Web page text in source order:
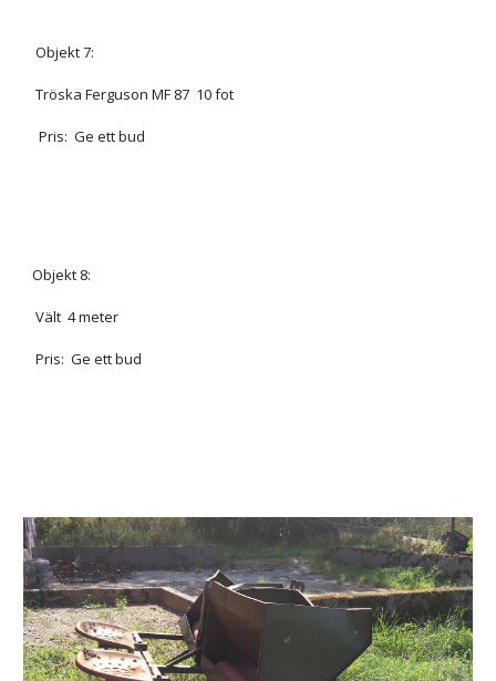
Objekt 7:
Tröska Ferguson MF 87 10 fot
Pris: Ge ett bud
Objekt 8:
Vält 4 meter
Pris: Ge ett bud